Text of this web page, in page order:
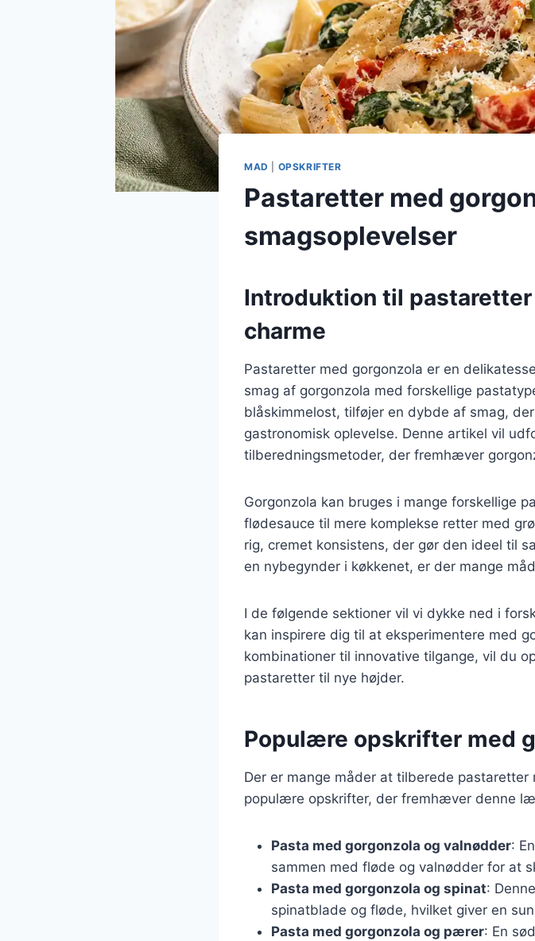
MAD OPSKRIFTER
Pastaretter med
smagsoplevelser
Introduktion til
charme
Pastaretter med gorgonzola er en
smag af gorgonzola med forskellige
blåskimmelost, tilføjer en dybde af smag,
gastronomisk oplevelse. Denne artikel vil
tilberedningsmetoder, der fremhæver
Gorgonzola kan bruges i mange forskellige
flødesauce til mere komplekse retter med
rig, cremet konsistens, der gør den ideel til
en nybegynder i køkkenet, er der mange
I de følgende sektioner vil vi dykke ned i
kan inspirere dig til at eksperimentere med
kombinationer til innovative tilgange, vil du
pastaretter til nye højder.
Populære opskrifter med
Der er mange måder at tilberede
populære opskrifter, der fremhæver denne
Pasta med gorgonzola og valnødder:
sammen med fløde og valnødder for at
Pasta med gorgonzola og spinat:
spinatblade og fløde, hvilket giver en
Pasta med gorgonzola og pærer: En